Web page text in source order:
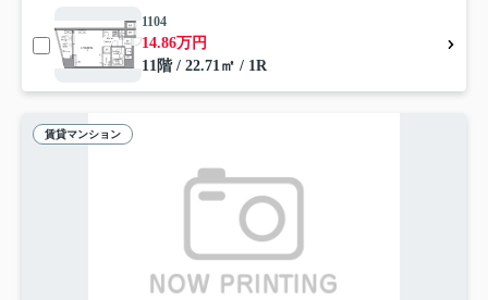
1104
14.86万円
11階 / 22.71㎡ / 1R
賃貸マンション